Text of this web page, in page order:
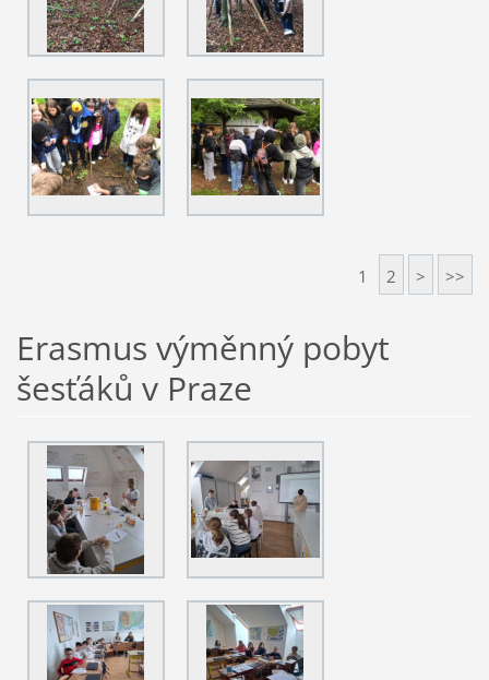
1 2 > >>
Erasmus výměnný pobyt
šesťáků v Praze